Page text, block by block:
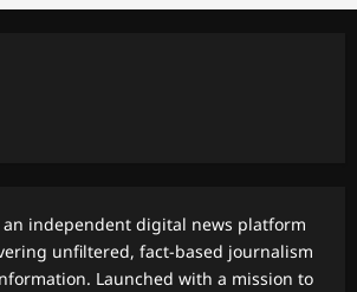
an independent digital news platform
unfiltered, fact-based journalism
Launched with a mission to